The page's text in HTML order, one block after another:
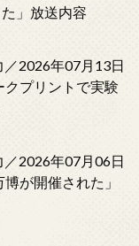
」放送内容
／2026年07月13日
クプリントで実験
／2026年07月06日
が開催された」